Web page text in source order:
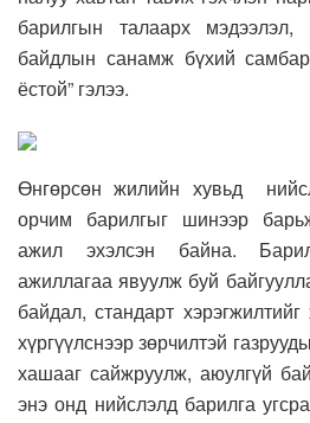
барилгын талаарх мэдээлэл,
байдлын санамж бүхий
ёстой” гэлээ.
Өнгөрсөн жилийн хувьд
орчим барилгыг шинээр
ажил эхэлсэн байна.
ажиллагаа явуулж буй
байдал, стандарт
хүргүүлснээр зөрчилтэй
хашааг сайжруулж, аюулгүй
энэ онд нийслэлд барилга